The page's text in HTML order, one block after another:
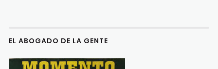
EL ABOGADO DE LA GENTE